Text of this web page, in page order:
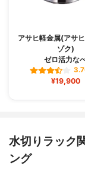
アサヒ軽金属(アサ
ゾク)
ゼロ活力な
¥19,900
水切りラック
ング